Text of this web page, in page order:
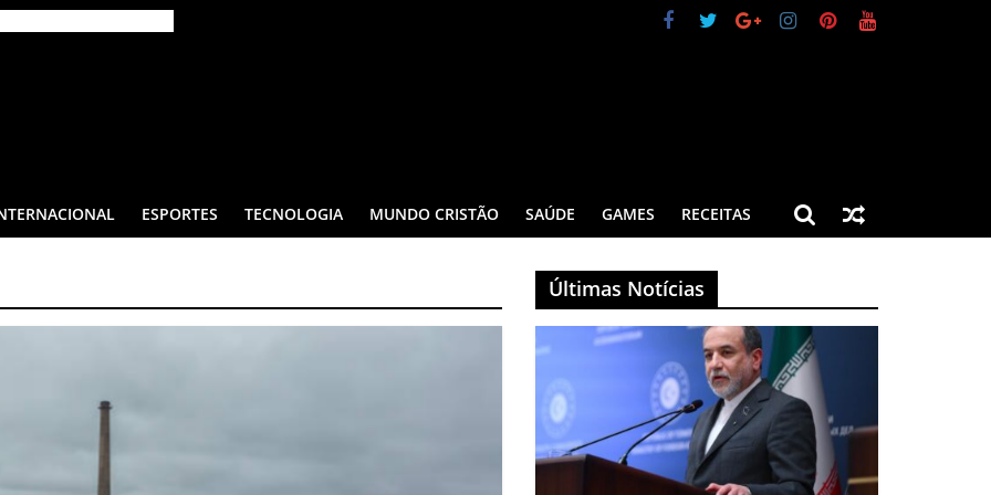
ESPORTES TECNOLOGIA MUNDO CRISTÃO SAÚDE GAMES RECEITAS
Últimas Notícias